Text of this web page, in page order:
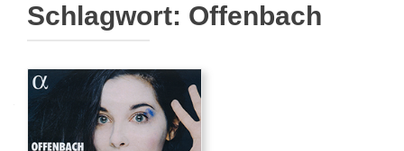
Schlagwort: Offenbach